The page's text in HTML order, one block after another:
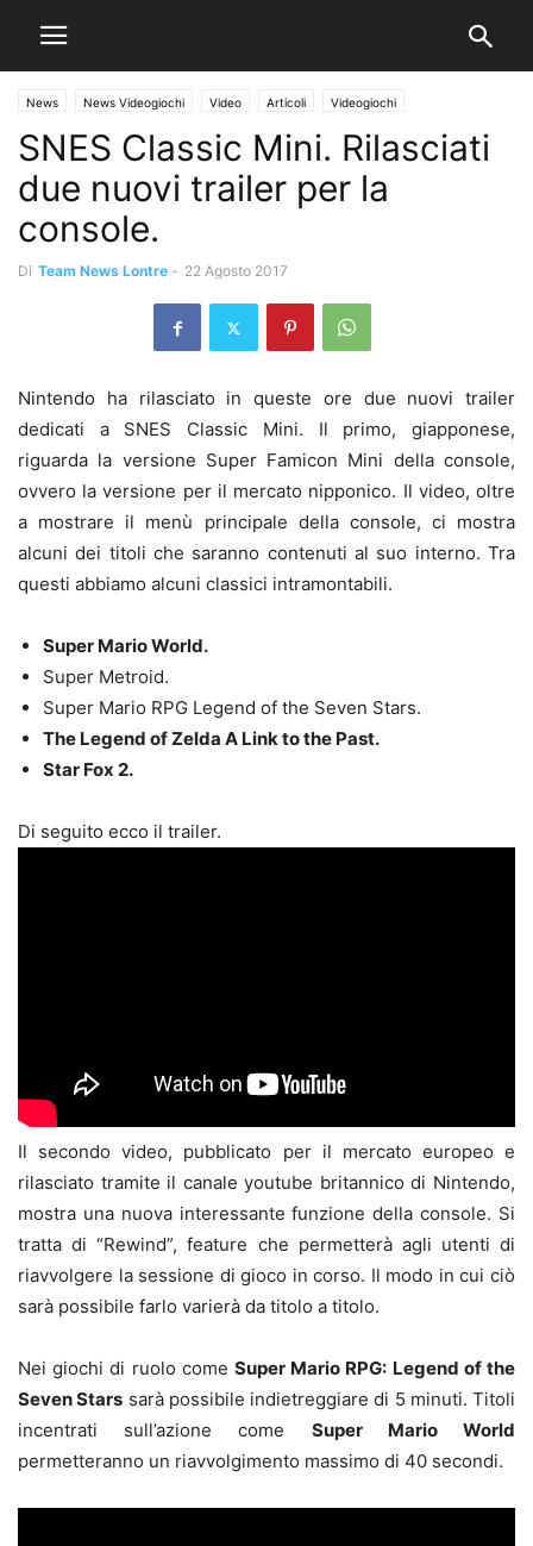
News News Videogiochi Video Articoli Videogiochi
SNES Classic Mini. Rilasciati
due nuovi trailer per la
console.
Di Team News Lontre - 22 Agosto 2017
Nintendo ha rilasciato in queste ore due nuovi trailer
dedicati a SNES Classic Mini. Il primo, giapponese,
riguarda la versione Super Famicon Mini della console,
ovvero la versione per il mercato nipponico. Il video, oltre
a mostrare il menù principale della console, ci mostra
alcuni dei titoli che saranno contenuti al suo interno. Tra
questi abbiamo alcuni classici intramontabili.
Super Mario World.
Super Metroid.
Super Mario RPG Legend of the Seven Stars.
The Legend of Zelda A Link to the Past.
Star Fox 2.
Di seguito ecco il trailer.
Il secondo video, pubblicato per il mercato europeo e
rilasciato tramite il canale youtube britannico di Nintendo,
mostra una nuova interessante funzione della console. Si
tratta di “Rewind”, feature che permetterà agli utenti di
riavvolgere la sessione di gioco in corso. Il modo in cui ciò
sarà possibile farlo varierà da titolo a titolo.
Nei giochi di ruolo come Super Mario RPG: Legend of the
Seven Stars sarà possibile indietreggiare di 5 minuti. Titoli
incentrati sull’azione come Super Mario World
permetteranno un riavvolgimento massimo di 40 secondi.